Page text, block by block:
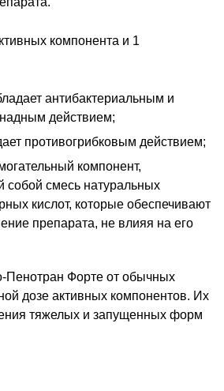
компонента и 1
антибактериальным и
действием;
противогрибковым действием;
компонент,
собой смесь натуральных
кислот, которые обеспечивают
препарата, не влияя на его
Пенотран Форте от обычных
дозе активных компонентов. Их
тяжелых и запущенных форм